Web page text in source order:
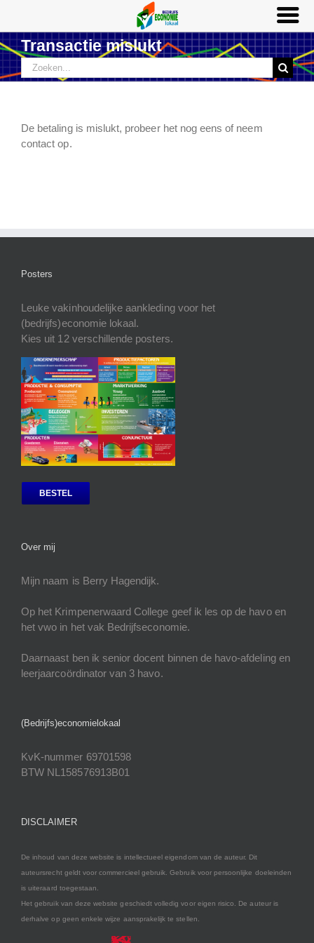
Ga
naar
inhoud
Transactie mislukt
Zoeken
naar:
De betaling is mislukt, probeer het nog eens of neem
contact op.
Posters
Leuke vakinhoudelijke aankleding voor het
(bedrijfs)economie lokaal.
Kies uit 12 verschillende posters.
BESTEL
Over mij
Mijn naam is Berry Hagendijk.
Op het Krimpenerwaard College geef ik les op de havo en
het vwo in het vak Bedrijfseconomie.
Daarnaast ben ik senior docent binnen de havo-afdeling en
leerjaarcoördinator van 3 havo.
(Bedrijfs)economielokaal
KvK-nummer 69701598
BTW NL158576913B01
DISCLAIMER
De inhoud van deze website is intellectueel eigendom van de auteur. Dit
auteursrecht geldt voor commercieel gebruik. Gebruik voor persoonlijke doeleinden
is uiteraard toegestaan.
Het gebruik van deze website geschiedt volledig voor eigen risico. De auteur is
derhalve op geen enkele wijze aansprakelijk te stellen.